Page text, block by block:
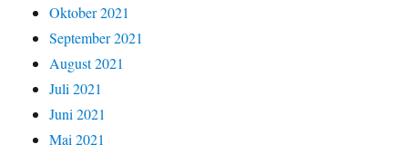
Oktober 2021
September 2021
August 2021
Juli 2021
Juni 2021
Mai 2021